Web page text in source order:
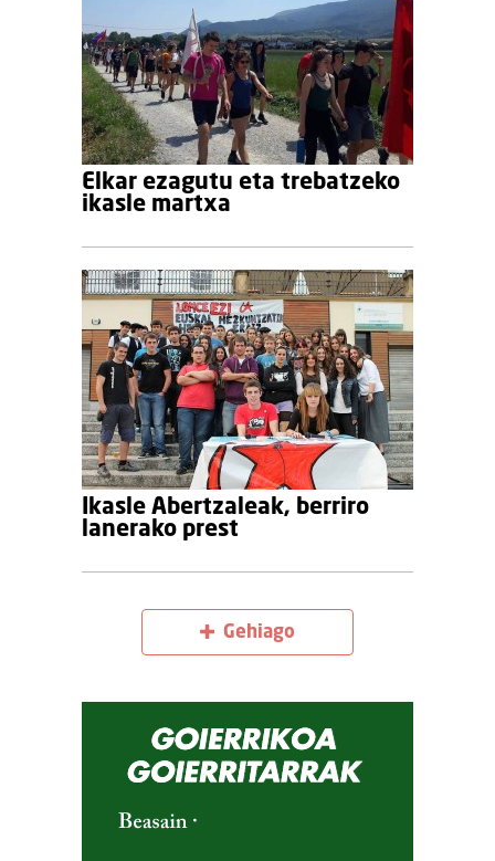
Elkar ezagutu eta trebatzeko
ikasle martxa
Ikasle Abertzaleak, berriro
lanerako prest
Gehiago